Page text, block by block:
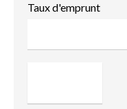
Taux d'emprunt